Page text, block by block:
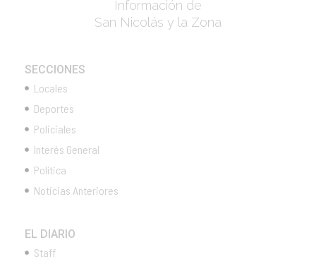
Información de
San Nicolás y la Zona
SECCIONES
Locales
Deportes
Policiales
Interés General
Política
Noticias Anteriores
EL DIARIO
Staff